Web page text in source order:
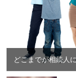
どこまでが相続人